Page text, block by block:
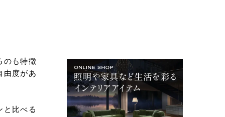
のも特徴
由度があ
と比べる